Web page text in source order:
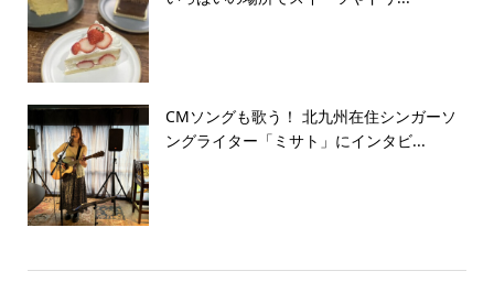
CMソングも歌う！ 北九州在住シンガーソ
ングライター「ミサト」にインタビ...